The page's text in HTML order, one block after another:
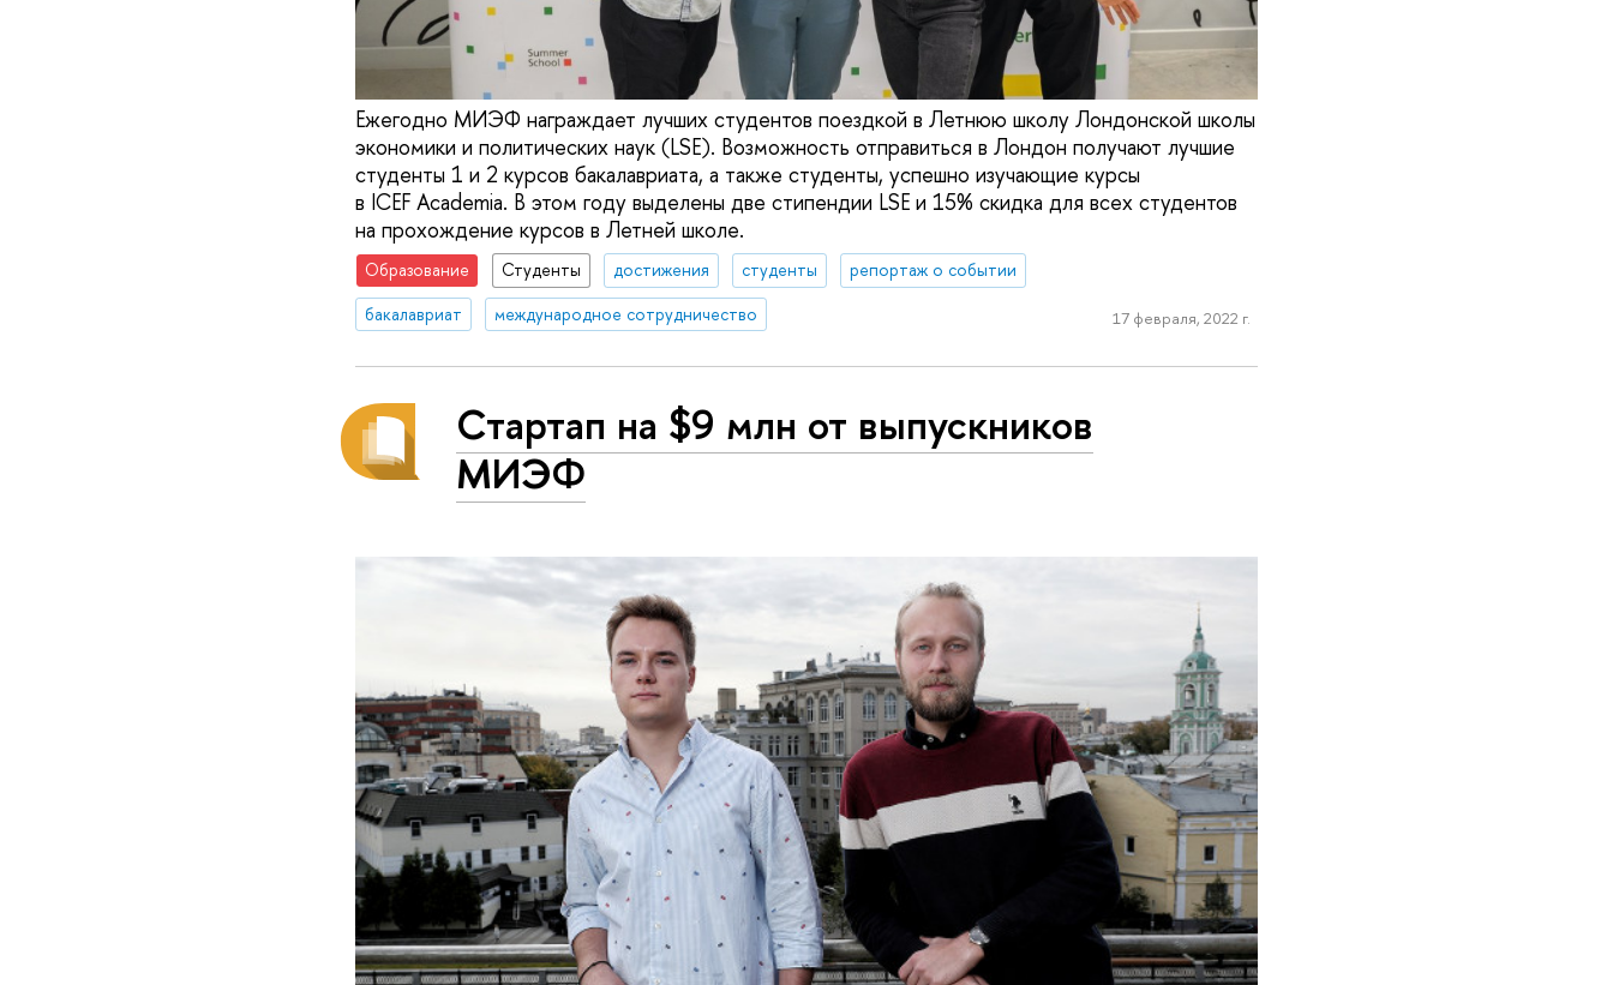
Ежегодно МИЭФ награждает лучших студентов поездкой в Летнюю школу Лондонской школы
экономики и политических наук (LSE). Возможность отправиться в Лондон получают лучшие
студенты 1 и 2 курсов бакалавриата, а также студенты, успешно изучающие курсы
в ICEF Academia. В этом году выделены две стипендии LSE и 15% скидка для всех студентов
на прохождение курсов в Летней школе.
Образование Студенты достижения студенты
репортаж о событии
бакалавриат
международное сотрудничество 17 февраля, 2022 г.
Стартап на $9 млн от выпускников
МИЭФ